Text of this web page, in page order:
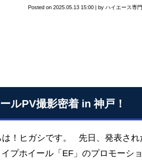
Posted on 2025.05.13 15:00 | by ハイエース専
ルPV撮影密着 in 神戸！
は！ヒガシです。 先日、発表され
プホイール「EF」のプロモーシ